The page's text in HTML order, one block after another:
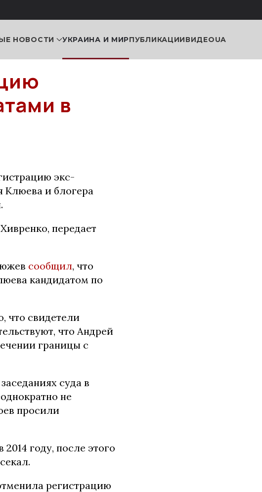
НОВОСТИ УКРАИНА И МИРПУБЛИКАЦИИВИДЕОUA
в
экс-
Клюева и блогера
передает
сообщил, что
кандидатом по
что свидетели
что Андрей
границы с
суда в
не
просили
году, после этого
регистрацию